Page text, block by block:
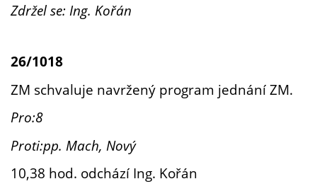
Zdržel se: Ing. Kořán
26/1018
ZM schvaluje navržený program jednání ZM.
Pro:8
Proti:pp. Mach, Nový
10,38 hod. odchází Ing. Kořán